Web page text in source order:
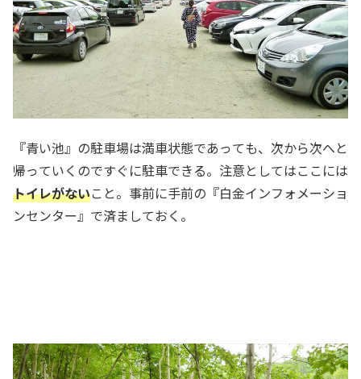
『青い池』の駐車場は満車状態であっても、次から次へと
帰っていくのですぐに駐車できる。注意としてはここには
トイレがないこと。事前に手前の『白金インフォメーショ
ンセンター』で済ましておく。